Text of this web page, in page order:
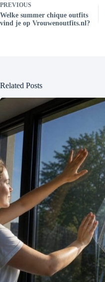
PREVIOUS
Welke summer chique outfits
vind je op Vrouwenoutfits.nl?
Related Posts